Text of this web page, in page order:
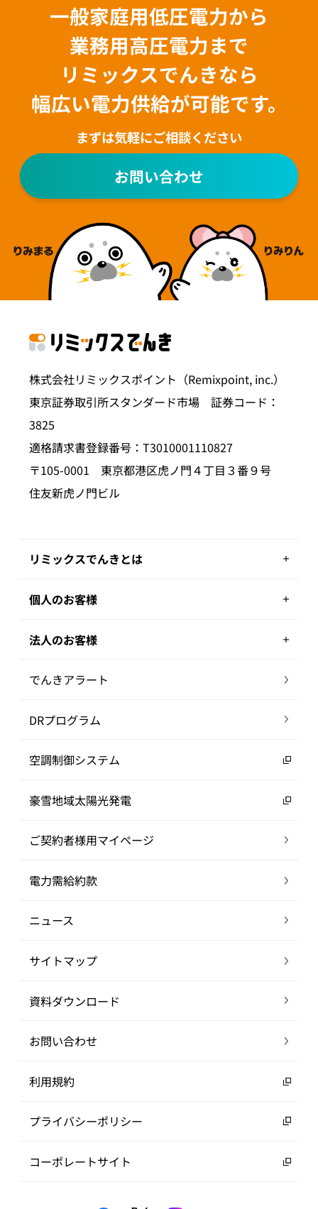
一般家庭用低圧電力から
業務用高圧電力まで
リミックスでんきなら
幅広い電力供給が可能です。
まずは気軽にご相談ください
お問い合わせ
株式会社リミックスポイント（Remixpoint, inc.）
東京証券取引所スタンダード市場 証券コード：
3825
適格請求書登録番号：T3010001110827
〒105-0001 東京都港区虎ノ門４丁目３番９号
住友新虎ノ門ビル
リミックスでんきとは
個人のお客様
法人のお客様
でんきアラート
DRプログラム
空調制御システム
豪雪地域太陽光発電
ご契約者様用マイページ
電力需給約款
ニュース
サイトマップ
資料ダウンロード
お問い合わせ
利用規約
プライバシーポリシー
コーポレートサイト